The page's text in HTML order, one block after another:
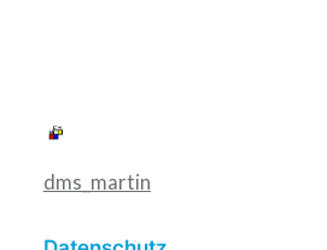
dms_martin